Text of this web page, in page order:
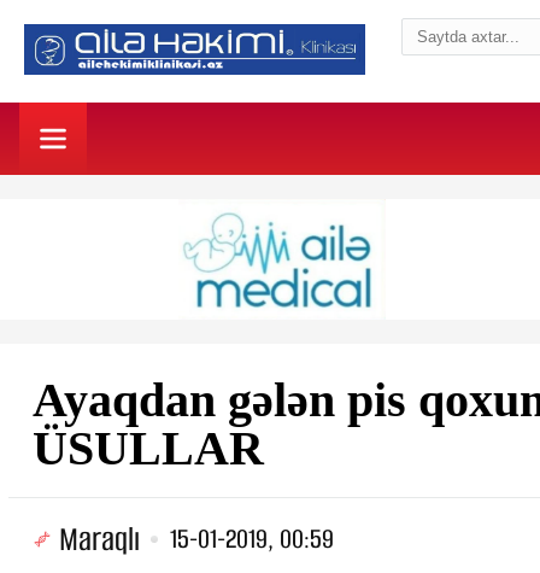
Ayaqdan gələn pis
ÜSULLAR
Maraqlı 15-01-2019, 00:59